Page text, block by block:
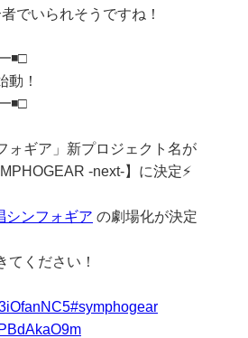
でいられそうですね！
動！
ォギア」新プロジェクト名が
-next-】に決定⚡️
シンフォギア の劇場化が決定
てください！
#symphogear